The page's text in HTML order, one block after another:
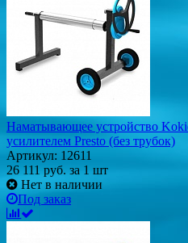
Наматывающее устройство
усилителем Presto (без трубок)
Артикул: 12611
26 111 руб. за 1 шт
Нет в наличии
Под заказ